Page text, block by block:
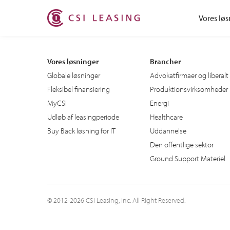
Vores
Vores løsninger
Globale løsninger
Fleksibel finansiering
MyCSI
Udløb af leasingperiode
Buy Back løsning for IT
Brancher
Advokatfirmaer og liberalt
Produktionsvirksomheder
Energi
Healthcare
Uddannelse
Den offentlige sektor
Ground Support Materiel
© 2012-2026 CSI Leasing, Inc. All Right Reserved.